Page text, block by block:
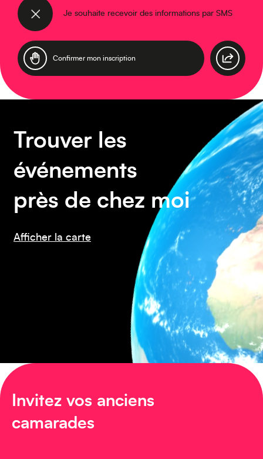
Je souhaite recevoir des informations par SMS
Trouver les
événements
près de chez moi
Afficher la carte
Invitez vos anciens
camarades
Afrique
Amérique du Sud
Asie